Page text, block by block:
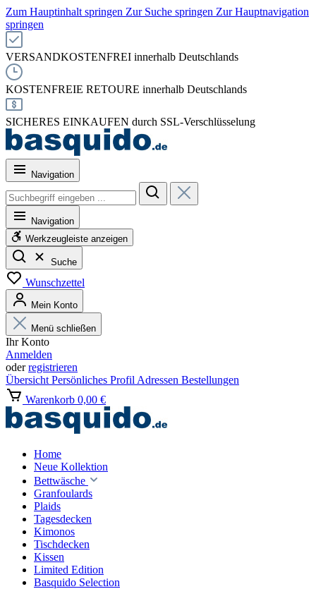
Zum Hauptinhalt springen Zur Suche springen Zur Hauptnavigation
springen
VERSANDKOSTENFREI innerhalb Deutschlands
KOSTENFREIE RETOURE innerhalb Deutschlands
SICHERES EINKAUFEN durch SSL-Verschlüsselung
Navigation
Navigation
Werkzeugleiste anzeigen
Suche
Wunschzettel
Mein Konto
Menü schließen
Ihr Konto
Anmelden
oderregistrieren
Übersicht Persönliches Profil Adressen Bestellungen
Warenkorb 0,00 €
Home
Neue Kollektion
Bettwäsche
Granfoulards
Plaids
Tagesdecken
Kimonos
Tischdecken
Kissen
Limited Edition
Basquido Selection